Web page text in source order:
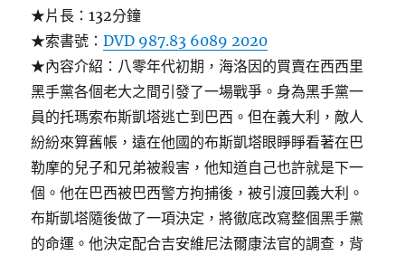
★片長：132分鐘
★索書號：DVD 987.83 6089 2020
★內容介紹：八零年代初期，海洛因的買賣在西西里
黑手黨各個老大之間引發了一場戰爭。身為黑手黨一
員的托瑪索布斯凱塔逃亡到巴西。但在義大利，敵人
紛紛來算舊帳，遠在他國的布斯凱塔眼睜睜看著在巴
勒摩的兒子和兄弟被殺害，他知道自己也許就是下一
個。他在巴西被巴西警方拘捕後，被引渡回義大利。
布斯凱塔隨後做了一項決定，將徹底改寫整個黑手黨
的命運。他決定配合吉安維尼法爾康法官的調查，背